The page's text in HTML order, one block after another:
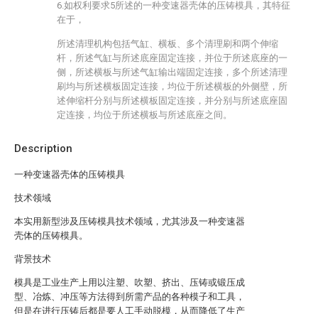
Description
一种变速器壳体的压铸模具
技术领域
本实用新型涉及压铸模具技术领域，尤其涉及一种变速器
壳体的压铸模具。
背景技术
模具是工业生产上用以注塑、吹塑、挤出、压铸或锻压成
型、冶炼、冲压等方法得到所需产品的各种模子和工具，
但是在进行压铸后都是要人工手动脱模，从而降低了生产
6.如权利要求5所述的一种变速器壳体的压铸模具，其特征
在于，
所述清理机构包括气缸、横板、多个清理刷和两个伸缩
杆，所述气缸与所述底座固定连接，并位于所述底座的一
侧，所述横板与所述气缸输出端固定连接，多个所述清理
刷均与所述横板固定连接，均位于所述横板的外侧壁，所
述伸缩杆分别与所述横板固定连接，并分别与所述底座固
定连接，均位于所述横板与所述底座之间。